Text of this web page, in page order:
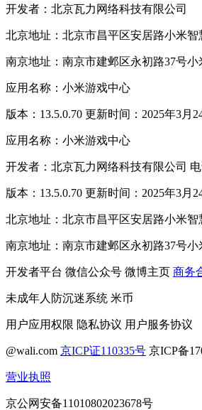
开发者：北京瓦力网络科技有限公司
北京地址：北京市昌平区安居路小米智
南京地址：南京市建邺区永初路37号小
应用名称：小米游戏中心
版本：13.5.0.70 更新时间：2025年3月
应用名称：小米游戏中心
开发者：北京瓦力网络科技有限公司 电
版本：13.5.0.70 更新时间：2025年3月
北京地址：北京市昌平区安居路小米智
南京地址：南京市建邺区永初路37号小
开发者平台 微信公众号 微博主页 商务
未成年人防沉迷系统 米币
用户应用权限 隐私协议 用户服务协议
@wali.com 京ICP证110335号 京ICP备
营业执照
京公网安备11010802023678号